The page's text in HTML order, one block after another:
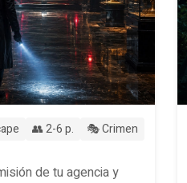
👥 2-6 p.
🎭 Crimen
de tu agencia y